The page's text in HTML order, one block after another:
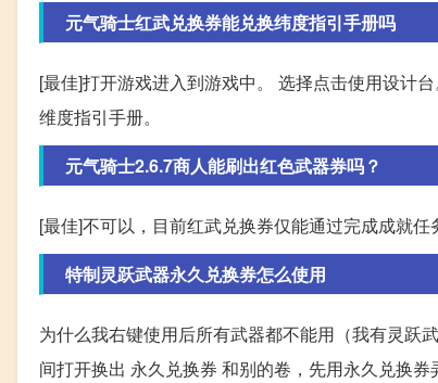
元气骑士红武兑换券能兑换纬度指引手册吗
[最佳]打开游戏进入到游戏中。 选择点击使用设计
维度指引手册。
元气骑士2.6.7商人能刷出红色武器券吗？
[最佳]不可以，目前红武兑换券仅能通过完成成就任
特制灵跃武器永久兑换券怎么使用
为什么我右键使用后所有武器都不能用（我有灵跃
间打开换出 永久兑换券 和别的卷，先用永久兑换